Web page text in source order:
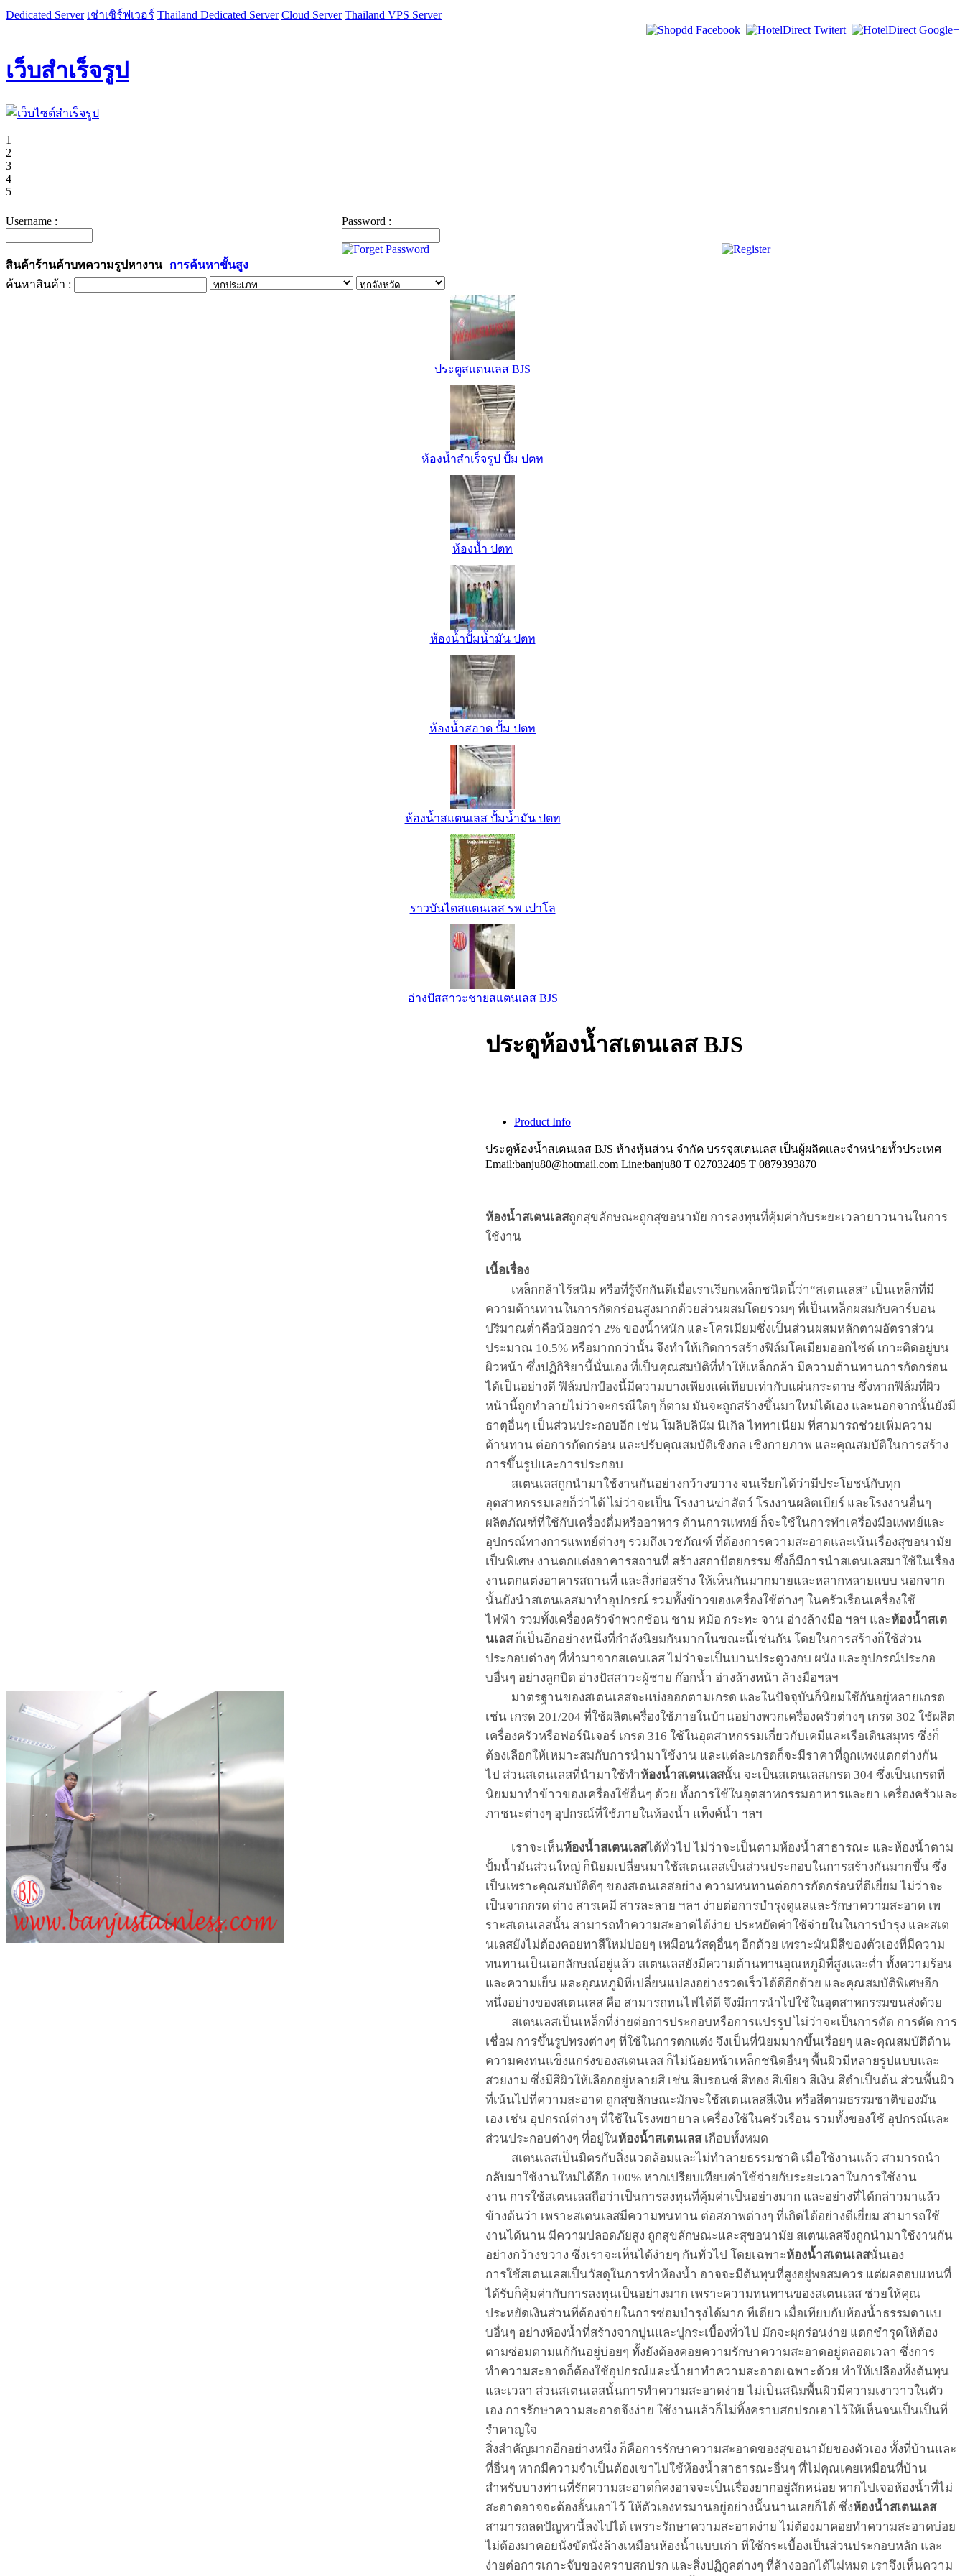
Dedicated Server เช่าเซิร์ฟเวอร์ Thailand Dedicated Server Cloud Server Thailand VPS Server
เว็บสำเร็จรูป
1
2
3
4
5
Username : Password :
สินค้าร้านค้าบทความรูปหางาน
การค้นหาขั้นสูง
ค้นหาสินค้า :
ประตูสแตนเลส BJS
ห้องน้ำสำเร็จรูป ปั้ม ปตท
ห้องน้ำ ปตท
ห้องน้ำปั้มน้ำมัน ปตท
ห้องน้ำสอาด ปั้ม ปตท
ห้องน้ำสแตนเลส ปั้มน้ำมัน ปตท
ราวบันไดสแตนเลส รพ เปาโล
อ่างปัสสาวะชายสแตนเลส BJS
ประตูห้องน้ำสเตนเลส BJS
Product Info
ประตูห้องน้ำสเตนเลส BJS ห้างหุ้นส่วน จำกัด บรรจุสเตนเลส เป็นผู้ผลิตและจำหน่ายทั้วประเทศ
Email:banju80@hotmail.com Line:banju80 T 027032405 T 0879393870
ห้องน้ำสเตนเลสถูกสุขลักษณะถูกสุขอนามัย การลงทุนที่คุ้มค่ากับระยะเวลายาวนานในการ
ใช้งาน
เนื้อเรื่อง
เหล็กกล้าไร้สนิม หรือที่รู้จักกันดีเมื่อเราเรียกเหล็กชนิดนี้ว่า“สเตนเลส” เป็นเหล็กที่มี
ความต้านทานในการกัดกร่อนสูงมากด้วยส่วนผสมโดยรวมๆ ที่เป็นเหล็กผสมกับคาร์บอน
ปริมาณต่ำคือน้อยกว่า 2% ของน้ำหนัก และโครเมียมซึ่งเป็นส่วนผสมหลักตามอัตราส่วน
ประมาณ 10.5% หรือมากกว่านั้น จึงทำให้เกิดการสร้างฟิล์มโคเมียมออกไซด์ เกาะติดอยู่บน
ผิวหน้า ซึ่งปฏิกิริยานนั่นเอง ที่เป็นคุณสมบัติที่ทำให้เหล็กกล้า มีความต้านทานการกัดกร่อน
ได้เป็นอย่างดี ฟิล์มปกป้องนี้มีความบางเพียงแค่เทียบเท่ากับแผ่นกระดาษ ซึ่งหากฟิล์มที่ผิว
หน้านี้ถูกทำลายไม่ว่าจะกรณีใดๆ ก็ตาม มันจะถูกสร้างขึ้นมาใหม่ได้เอง และนอกจากนั้นยังมี
ธาตุอื่นๆ เป็นส่วนประกอบอีก เช่น โมลิบลินัม นิเกล ไททาเนียม ที่สามารถช่วยเพิ่มความ
ต้านทาน ต่อการกัดกร่อน และปรับคุณสมบัติเชิงกล เชิงกายภาพ และคุณสมบัติในการสร้าง
การขึ้นรูปและการประกอบ
สเตนเลสถูกนำมาใช้งานกันอย่างกว้างขวาง จนเรียกได้ว่ามีประโยชน์กับทุก
อุตสาหกรรมเลยก็ว่าได้ ไม่ว่าจะเป็น โรงงานฆ่าสัตว์ โรงงานผลิตเบียร์ และโรงงานอื่นๆ
ผลิตภัณฑ์ที่ใช้กับเครื่องดื่มหรืออาหาร ด้านการแพทย์ ก็จะใช้ในการทำเครื่องมือแพทย์และ
อุปกรณ์ทางการแพทย์ต่างๆ รวมถึงเวชภัณฑ์ ที่ต้องการความสะอาดและเน้นเรื่องสุขอนามัย
เป็นพิเศษ งานตกแต่งอาคารสถานที่ สร้างสถาปัตยกรรม ซึ่งก็มีการนำสเตนเลสมาใช้ในเรื่อง
งานตกแต่งอาคารสถานที่ และสิ่งก่อสร้าง ให้เห็นกันมากมายและหลากหลายแบบ นอกจาก
นั้นยังนำสเตนเลสมาทำอุปกรณ์ รวมทั้งข้าวของเครื่องใช้ต่างๆ ในครัวเรือนเครื่องใช้
ไฟฟ้า รวมทั้งเครื่องครัวจำพวกช้อน ชาม หม้อ กระทะ จาน อ่างล้างมือ ฯลฯ และห้องน้ำสเต
นเลสก็เป็นอีกอย่างหนึ่งที่กำลังนิยมกันมากในขณะนี้เช่นกัน โดยในการสร้างก็ใช้ส่วน
ประกอบต่างๆ ที่ทำมาจากสเตนเลส ไม่ว่าจะเป็นบานประตูวงกบ ผนัง และอุปกรณ์ประกอ
บอื่นๆ อย่างลูกบิด อ่างปัสสาวะผู้ชาย ก๊อกน้ำ อ่างล้างหน้า ล้างมือฯลฯ
มาตรฐานของสเตนเลสจะแบ่งออกตามเกรด และในปัจจุบันก็นิยมใช้กันอยู่หลายเกรด
เช่น เกรด 201/204 ที่ใช้ผลิตเครื่องใช้ภายในบ้านอย่างพวกเครื่องครัวต่างๆ เกรด 302 ใช้ผลิต
เครื่องครัวหรือฟอร์นิเจอร์ เกรด 316 ใช้ในอุตสาหกรรมเกี่ยวกับเคมีและเรือเดินสมุทร ซึ่งก็
ต้องเลือกให้เหมาะสมกับการนำมาใช้งาน และแต่ละเกรดก็จะมีราคาที่ถูกแพงแตกต่างกัน
ไป ส่วนสเตนเลสที่นำมาใช้ทำห้องน้ำสเตนเลสนั้น จะเป็นสเตนเลสเกรด 304 ซึ่งเป็นเกรดที่
นิยมมาทำข้าวของเครื่องใช้อื่นๆ ด้วย ทั้งการใช้ในอุตสาหกรรมอาหารและยา เครื่องครัวและ
ภาชนะต่างๆ อุปกรณ์ที่ใช้ภายในห้องน้ำ แท็งค์น้ำ ฯลฯ
เราจะเห็นห้องน้ำสเตนเลสได้ทั่วไป ไม่ว่าจะเป็นตามห้องน้ำสาธารณะ และห้องน้ำตาม
ปั้มน้ำมันส่วนใหญ่ ก็นิยมเปลี่ยนมาใช้สเตนเลสเป็นส่วนประกอบในการสร้างกันมากขึ้น ซึ่ง
เป็นเพราะคุณสมบัติดีๆ ของสเตนเลสอย่าง ความทนทานต่อการกัดกร่อนที่ดีเยี่ยม ไม่ว่าจะ
เป็นจากกรด ด่าง สารเคมี สารละลาย ฯลฯ ง่ายต่อการบำรุงดูแลและรักษาความสะอาด เพ
ราะสเตนเลสนั้น สามารถทำความสะอาดได้ง่าย ประหยัดค่าใช้จ่ายในในการบำรุง และสเต
นเลสยังไม่ต้องคอยทาสีใหม่บ่อยๆ เหมือนวัสดุอื่นๆ อีกด้วย เพราะมันมีสีของตัวเองที่มีความ
ทนทานเป็นเอกลักษณ์อยู่แล้ว สเตนเลสยังมีความต้านทานอุณหภูมิที่สูงและต่ำ ทั้งความร้อน
และความเย็น และอุณหภูมิที่เปลี่ยนแปลงอย่างรวดเร็วได้ดีอีกด้วย และคุณสมบัติพิเศษอีก
หนึ่งอย่างของสเตนเลส คือ สามารถทนไฟได้ดี จึงมีการนำไปใช้ในอุตสาหกรรมขนส่งด้วย
สเตนเลสเป็นเหล็กที่ง่ายต่อการประกอบหรือการแปรรูป ไม่ว่าจะเป็นการตัด การดัด การ
เชื่อม การขึ้นรูปทรงต่างๆ ที่ใช้ในการตกแต่ง จึงเป็นที่นิยมมากขึ้นเรื่อยๆ และคุณสมบัติด้าน
ความคงทนแข็งแกร่งของสเตนเลส ก็ไม่น้อยหน้าเหล็กชนิดอื่นๆ พื้นผิวมีหลายรูปแบบและ
สวยงาม ซึ่งมีสีผิวให้เลือกอยู่หลายสี เช่น สีบรอนซ์ สีทอง สีเขียว สีเงิน สีดำเป็นต้น ส่วนพื้นผิว
ที่เน้นไปที่ความสะอาด ถูกสุขลักษณะมักจะใช้สเตนเลสสีเงิน หรือสีตามธรรมชาติของมัน
เอง เช่น อุปกรณ์ต่างๆ ทีใช้ในโรงพยายาล เครื่องใช้ในครัวเรือน รวมทั้งของใช้ อุปกรณ์และ
ส่วนประกอบต่างๆ ที่อยู่ในห้องน้ำสเตนเลสเกือบทั้งหมด
สเตนเลสเป็นมิตรกับสิ่งแวดล้อมและไม่ทำลายธรรมชาติ เมื่อใช้งานแล้ว สามารถนำ
กลับมาใช้งานใหม่ได้อีก 100% หากเปรียบเทียบค่าใช้จ่ายกับระยะเวลาในการใช้งาน
งาน การใช้สเตนเลสถือว่าเป็นการลงทุนที่คุ้มค่าเป็นอย่างมาก และอย่างที่ได้กล่าวมาแล้ว
ข้างต้นว่า เพราะสเตนเลสมีความทนทาน ต่อสภาพต่างๆ ที่เกิดได้อย่างดีเยี่ยม สามารถใช้
งานได้นาน มีความปลอดภัยสูง ถูกสุขลักษณะและสุขอนามัย สเตนเลสจึงถูกนำมาใช้งานกัน
อย่างกว้างขวาง ซึ่งเราจะเห็นได้ง่ายๆ กันทั่วไป โดยเฉพาะห้องน้ำสเตนเลสนั่นเอง
การใช้สเตนเลสเป็นวัสดุในการทำห้องน้ำ อาจจะมีต้นทุนที่สูงอยู่พอสมควร แต่ผลตอบแทนที่
ได้รับก็คุ้มค่ากับการลงทุนเป็นอย่างมาก เพราะความทนทานของสเตนเลส ช่วยให้คุณ
ประหยัดเงินส่วนที่ต้องจ่ายในการซ่อมบำรุงได้มาก ทีเดียว เมื่อเทียบกับห้องน้ำธรรมดาแบ
บอื่นๆ อย่างห้องน้ำที่สร้างจากปูนและปูกระเบื้องทั่วไป มักจะผุกร่อนง่าย แตกชำรุดให้ต้อง
ตามซ่อมตามแก้กันอยู่บ่อยๆ ทั้งยังต้องคอยความรักษาความสะอาดอยู่ตลอดเวลา ซึ่งการ
ทำความสะอาดก็ต้องใช้อุปกรณ์และนยาทำความสะอาดเฉพาะด้วย ทำให้เปลืองทั้งต้นทุน
และเวลา ส่วนสเตนเลสนั้นการทำความสะอาดง่าย ไม่เป็นสนิมพื้นผิวมีความเงาวาวในตัว
เอง การรักษาความสะอาดจึงง่าย ใช้งานแล้วก็ไม่ทิ้งคราบสกปรกเอาไว้ให้เห็นจนเป็นเป็นที่
รำคาญใจ
สิ่งสำคัญมากอีกอย่างหนึ่ง ก็คือการรักษาความสะอาดของสุขอนามัยของตัวเอง ทั้งที่บ้านและ
ที่อื่นๆ หากมีความจำเป็นต้องเขาไปใช้ห้องน้ำสาธารณะอื่นๆ ที่ไม่คุณเคยเหมือนที่บ้าน
สำหรับบางท่านที่รักความสะอาดก็คงอาจจะเป็นเรื่องยากอยู่สักหน่อย หากไปเจอห้องน้ำที่ไม่
สะอาดอาจจะต้องอั้นเอาไว้ ให้ตัวเองทรมานอยู่อย่างนั้นนานเลยก็ได้ ซึ่งห้องน้ำสเตนเลส
สามารถลดปัญหานี้ลงไปได้ เพราะรักษาความสะอาดง่ายไม่ต้องมาคอยทำความสะอาดบ่อย
ไม่ต้องมาคอยนั่งขัดนั่งล้างเหมือนห้องน้ำแบบเก่า ที่ใช้กระเบื้องเป็นส่วนประกอบหลัก และ
ง่ายต่อการเกาะจับของคราบสกปรก และสิ่งปฏิกูลต่างๆ ที่ล้างออกได้ไม่หมด เราจึงเห็นความ